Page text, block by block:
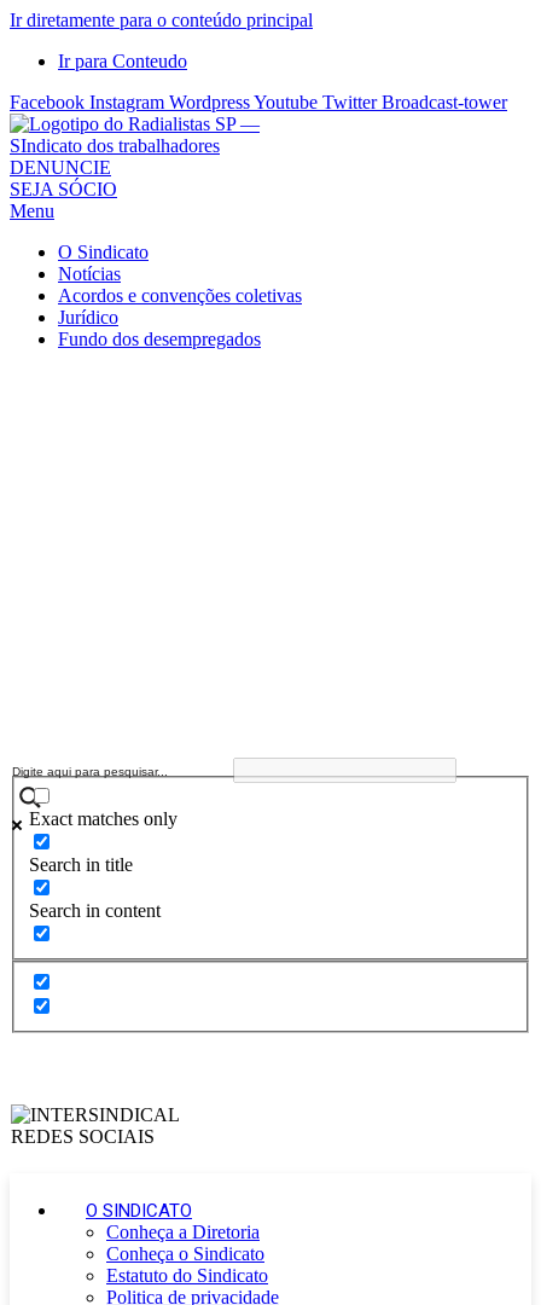
Ir diretamente para o conteúdo principal
Ir para Conteudo
Facebook Instagram WordpressYoutube Twitter Broadcast-tower
Sindicato
dos
Radialistas
São
Paulo
Sindicato
DENUNCIE
SEJA SÓCIO
Menu
O Sindicato
Notícias
Acordos e convenções coletivas
Jurídico
Fundo dos desempregados
Exact matches only
Search in title
Search in content
O SINDICATO
Conheça a Diretoria
Conheça o Sindicato
Estatuto do Sindicato
Politica de privacidade